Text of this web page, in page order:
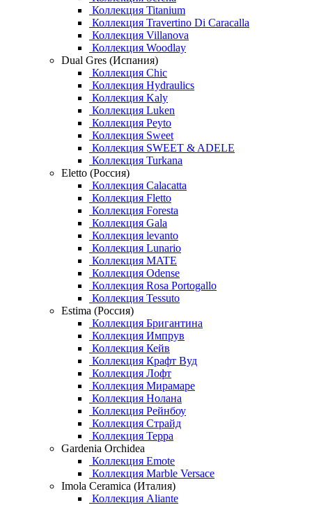
Коллекция Titanium
Коллекция Travertino Di Caracalla
Коллекция Villanova
Коллекция Woodlay
Dual Gres (Испания)
Коллекция Chic
Коллекция Hydraulics
Коллекция Kaly
Коллекция Luken
Коллекция Peyto
Коллекция Sweet
Коллекция SWEET & ADELE
Коллекция Turkana
Eletto (Россия)
Коллекция Calacatta
Коллекция Fletto
Коллекция Foresta
Коллекция Gala
Коллекция levanto
Коллекция Lunario
Коллекция MATE
Коллекция Odense
Коллекция Rosa Portogallo
Коллекция Tessuto
Estima (Россия)
Коллекция Бригантина
Коллекция Импрув
Коллекция Кейв
Коллекция Крафт Вуд
Коллекция Лофт
Коллекция Мирамаре
Коллекция Нолана
Коллекция Рейнбоу
Коллекция Страйд
Коллекция Терра
Gardenia Orchidea
Коллекция Emote
Коллекция Marble Versace
Imola Ceramica (Италия)
Коллекция Aliante